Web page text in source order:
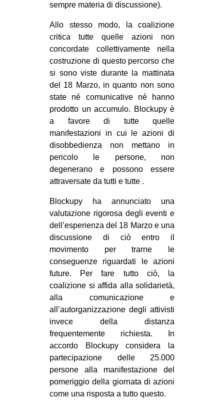
sempre materia di discussione).
Allo stesso modo, la coalizione
critica tutte quelle azioni non
concordate collettivamente nella
costruzione di questo percorso che
si sono viste durante la mattinata
del 18 Marzo, in quanto non sono
state né comunicative né hanno
prodotto un accumulo. Blockupy è
a favore di tutte quelle
manifestazioni in cui le azioni di
disobbedienza non mettano in
pericolo le persone, non
degenerano e possono essere
attraversate da tutti e tutte .
Blockupy ha annunciato una
valutazione rigorosa degli eventi e
dell’esperienza del 18 Marzo e una
discussione di ciò entro il
movimento per trarne le
conseguenze riguardati le azioni
future. Per fare tutto ciò, la
coalizione si affida alla solidarietà,
alla comunicazione e
all’autorganizzazione degli attivisti
invece della distanza
frequentemente richiesta. In
accordo Blockupy considera la
partecipazione delle 25.000
persone alla manifestazione del
pomeriggio della giornata di azioni
come una risposta a tutto questo.